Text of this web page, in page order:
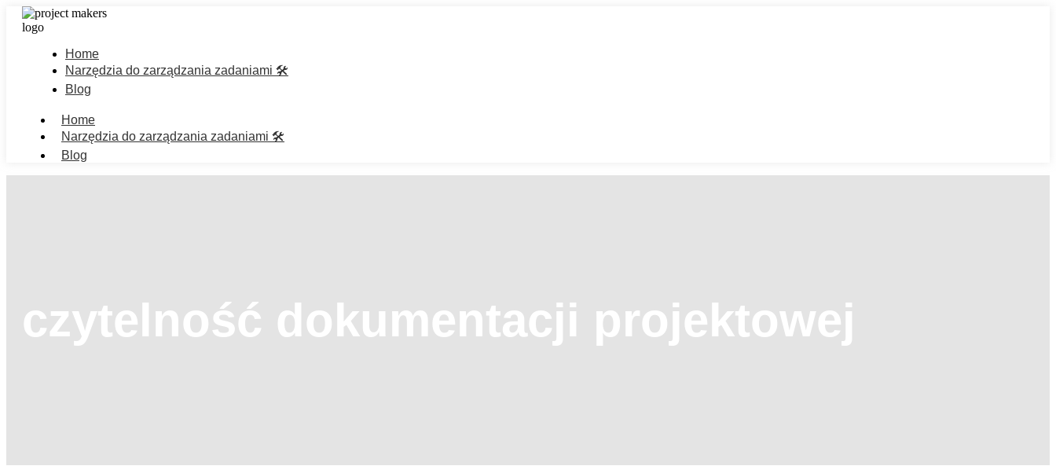
Home
Narzędzia do zarządzania zadaniami 🛠️
Blog
Home
Narzędzia do zarządzania zadaniami 🛠️
Blog
czytelność dokumentacji projektowej